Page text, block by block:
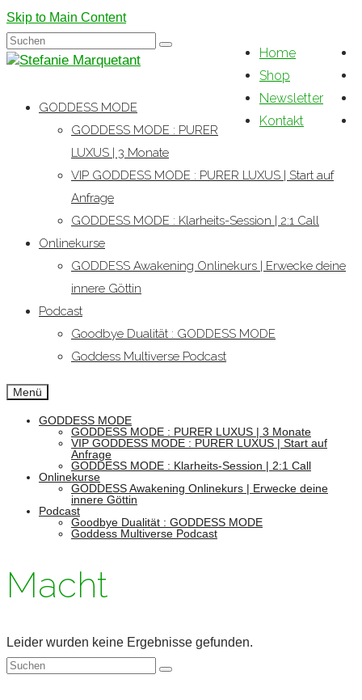
Skip to Main Content
Home
Shop
Newsletter
Kontakt
Suchen
nach:
GODDESS MODE
GODDESS MODE : PURER
LUXUS | 3 Monate
VIP GODDESS MODE : PURER LUXUS | Start auf
Anfrage
GODDESS MODE : Klarheits-Session | 2:1 Call
Onlinekurse
GODDESS Awakening Onlinekurs | Erwecke deine
innere Göttin
Podcast
Goodbye Dualität : GODDESS MODE
Goddess Multiverse Podcast
Menü
GODDESS MODE
GODDESS MODE : PURER LUXUS | 3 Monate
VIP GODDESS MODE : PURER LUXUS | Start auf
Anfrage
GODDESS MODE : Klarheits-Session | 2:1 Call
Onlinekurse
GODDESS Awakening Onlinekurs | Erwecke deine
innere Göttin
Podcast
Goodbye Dualität : GODDESS MODE
Goddess Multiverse Podcast
Macht
Leider wurden keine Ergebnisse gefunden.
Suchen